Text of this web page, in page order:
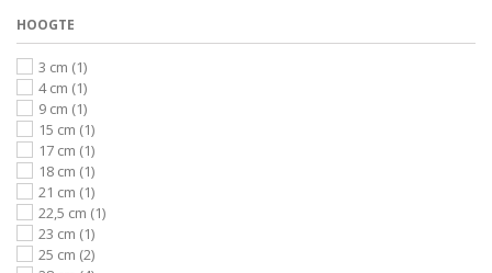
Sagaform
Sandra Rich
Securit(2)
Serax(1)
S|P Collection
TFA Dostmann
Umbra(16)
Yamazaki
Zack(1)
Zeller (1)
Zilverstad
HOOGTE
3 cm (1)
4 cm (1)
9 cm (1)
15 cm (1)
17 cm (1)
18 cm (1)
21 cm (1)
22,5 cm (1)
23 cm (1)
25 cm (2)